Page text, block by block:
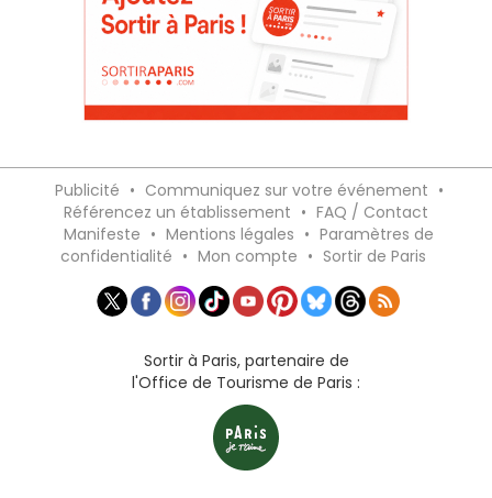
Publicité • Communiquez sur votre événement •
Référencez un établissement • FAQ / Contact
Manifeste • Mentions légales • Paramètres de
confidentialité • Mon compte • Sortir de Paris
Sortir à Paris, partenaire de
l'Office de Tourisme de Paris :